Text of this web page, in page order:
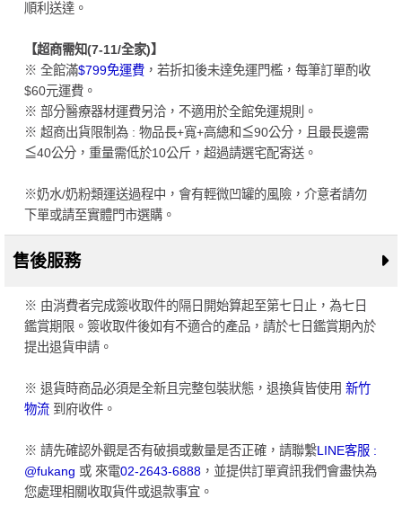
順利送達。
【超商需知(7-11/全家)】
※ 全館滿$799免運費，若折扣後未達免運門檻，每筆訂單酌收
$60元運費。
※ 部分醫療器材運費另洽，不適用於全館免運規則。
※ 超商出貨限制為 : 物品長+寬+高總和≦90公分，且最長邊需
≦40公分，重量需低於10公斤，超過請選宅配寄送。
※奶水/奶粉類運送過程中，會有輕微凹罐的風險，介意者請勿
下單或請至實體門市選購。
售後服務
※ 由消費者完成簽收取件的隔日開始算起至第七日止，為七日
鑑賞期限。簽收取件後如有不適合的產品，請於七日鑑賞期內於
提出退貨申請。
※ 退貨時商品必須是全新且完整包裝狀態，退換貨皆使用 新竹
物流 到府收件。
※ 請先確認外觀是否有破損或數量是否正確，請聯繫LINE客服 :
@fukang 或 來電02-2643-6888，並提供訂單資訊我們會盡快為
您處理相關收取貨件或退款事宜。